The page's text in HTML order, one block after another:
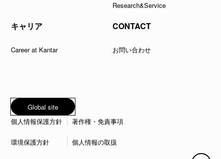
キャリア
Career at Kantar
Research&Service
CONTACT
お問い合わせ
Global site
個人情報保護方針
著作権・免責事項
環境保護方針 個人情報の取扱